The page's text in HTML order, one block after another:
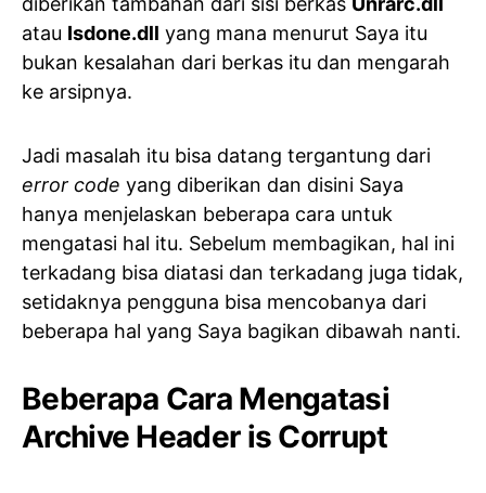
atau Isdone.dll yang mana menurut Saya itu
bukan kesalahan dari berkas itu dan mengarah
ke arsipnya.
Jadi masalah itu bisa datang tergantung dari
error code yang diberikan dan disini Saya
hanya menjelaskan beberapa cara untuk
mengatasi hal itu. Sebelum membagikan, hal ini
terkadang bisa diatasi dan terkadang juga tidak,
setidaknya pengguna bisa mencobanya dari
beberapa hal yang Saya bagikan dibawah nanti.
Beberapa Cara Mengatasi
Archive Header is Corrupt